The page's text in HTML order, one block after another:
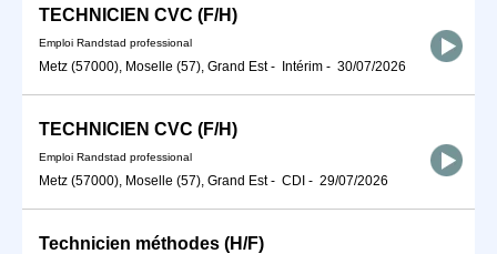
TECHNICIEN CVC (F/H)
Emploi Randstad professional
Metz (57000), Moselle (57), Grand Est- Intérim - 30/07/2026
TECHNICIEN CVC (F/H)
Emploi Randstad professional
Metz (57000), Moselle (57), Grand Est- CDI - 29/07/2026
Technicien méthodes (H/F)